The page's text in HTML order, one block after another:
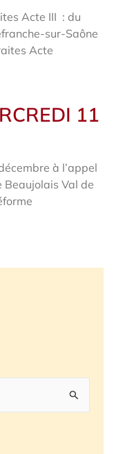
Acte III : du
sur-Saône
Acte
11
à l’appel
Beaujolais Val de